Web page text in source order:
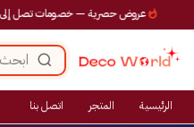
عروض حصرية — خصومات تصل إلى 50%
الرئيسية المتجر اتصل بنا